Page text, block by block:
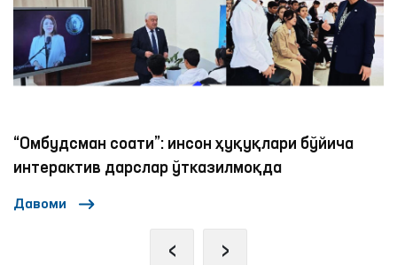
“Омбудсман соати”: инсон ҳуқуқлари бўйича
интерактив дарслар ўтказилмоқда
Давоми
‹ ›